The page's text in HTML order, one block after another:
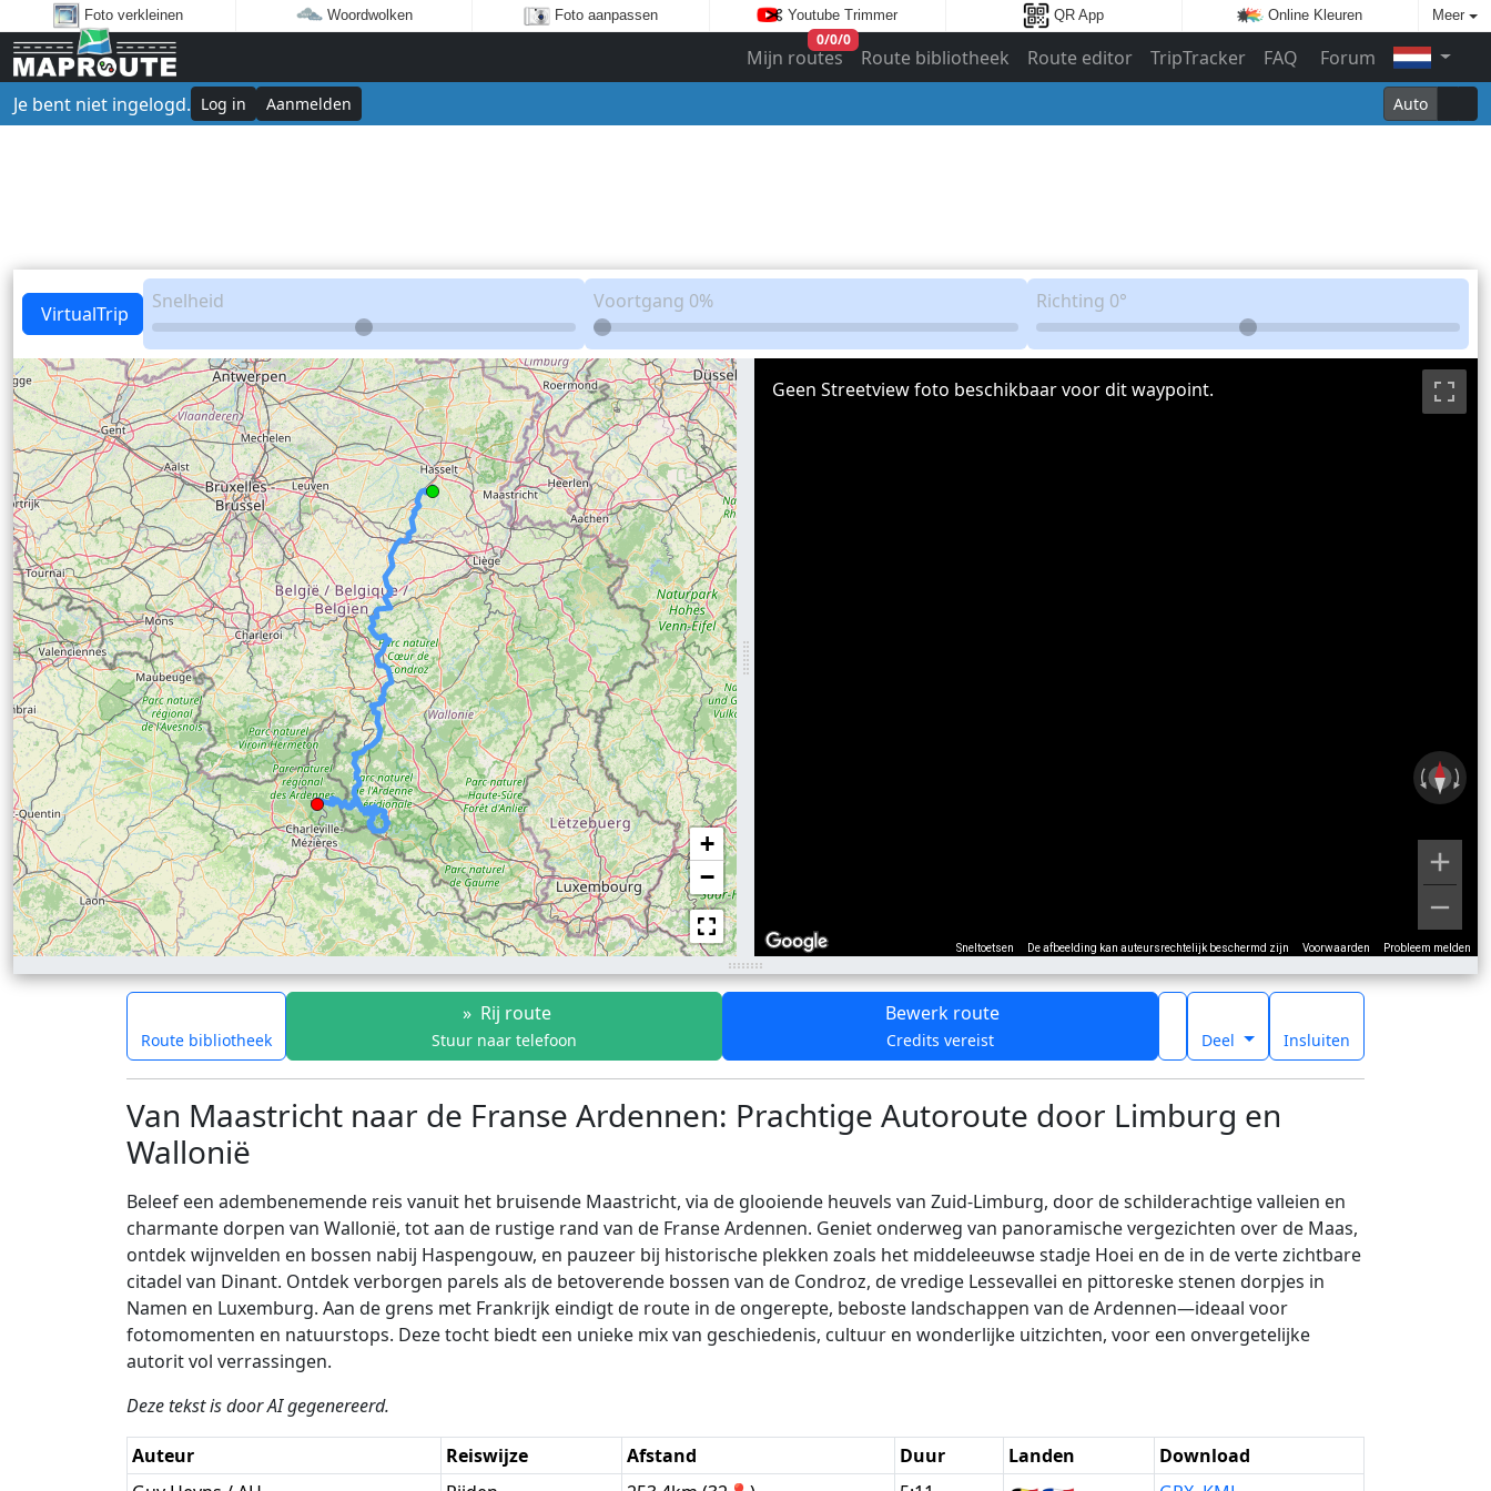
Foto verkleinen Woordwolken Foto aanpassen Youtube Trimmer QR App Online Kleuren Meer
Mijn routes
0/0/0
Route bibliotheek Route editor TripTracker FAQ
Forum
Je bent niet ingelogd. Log in Aanmelden Auto
VirtualTrip
Snelheid Voortgang 0% Richting 0°
+
−
Sneltoetsen De afbeelding kan auteursrechtelijk beschermd zijn Voorwaarden Probleem melden
Geen Streetview foto beschikbaar voor dit waypoint.
Route bibliotheek
» Rij route
Stuur naar telefoon
Bewerk route
Credits vereist Deel Insluiten
Van Maastricht naar de Franse Ardennen: Prachtige Autoroute door Limburg en
Wallonië
Beleef een adembenemende reis vanuit het bruisende Maastricht, via de glooiende heuvels van Zuid-Limburg, door de schilderachtige valleien en
charmante dorpen van Wallonië, tot aan de rustige rand van de Franse Ardennen. Geniet onderweg van panoramische vergezichten over de Maas,
ontdek wijnvelden en bossen nabij Haspengouw, en pauzeer bij historische plekken zoals het middeleeuwse stadje Hoei en de in de verte zichtbare
citadel van Dinant. Ontdek verborgen parels als de betoverende bossen van de Condroz, de vredige Lessevallei en pittoreske stenen dorpjes in
Namen en Luxemburg. Aan de grens met Frankrijk eindigt de route in de ongerepte, beboste landschappen van de Ardennen—ideaal voor
fotomomenten en natuurstops. Deze tocht biedt een unieke mix van geschiedenis, cultuur en wonderlijke uitzichten, voor een onvergetelijke
autorit vol verrassingen.
Deze tekst is door AI gegenereerd.
Auteur Reiswijze Afstand Duur Landen
Download